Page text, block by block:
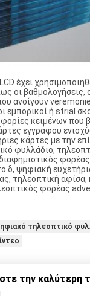
έχει
οι βαθμολογήσεις,
ανοίγουν
εμπορικοί ή strial
κειμένων που
εγγράφου
κάρτες με την
φυλλάδιο,
δ, ψηφιακή
τηλεοπτική αφίσα,
φορέας
τηλεοπτικό
την καλύτερη